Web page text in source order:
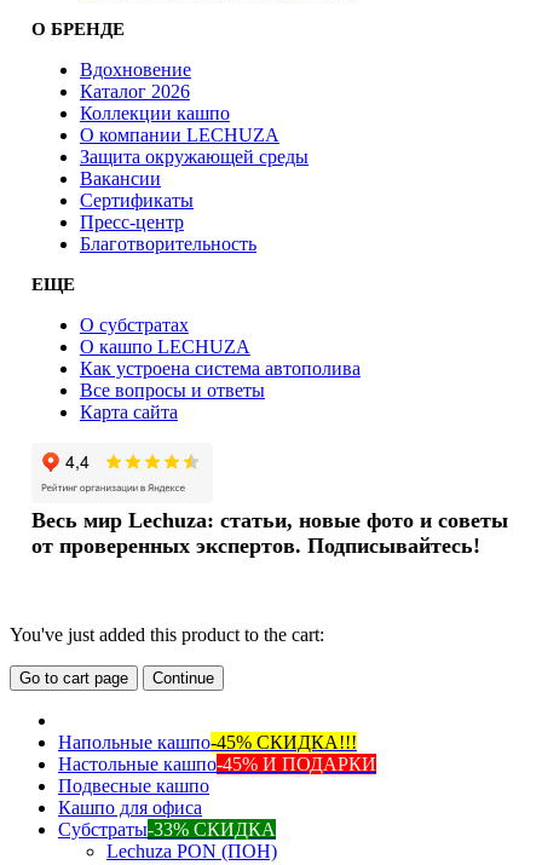
О БРЕНДЕ
Вдохновение
Каталог 2026
Коллекции кашпо
О компании LECHUZA
Защита окружающей среды
Вакансии
Сертификаты
Пресс-центр
Благотворительность
ЕЩЕ
О субстратах
О кашпо LECHUZA
Как устроена система автополива
Все вопросы и ответы
Карта сайта
Весь мир Lechuza: статьи, новые фото и советы
от проверенных экспертов. Подписывайтесь!
You've just added this product to the cart:
Go to cart page Continue
Напольные кашпо-45% СКИДКА!!!
Настольные кашпо-45% И ПОДАРКИ
Подвесные кашпо
Кашпо для офиса
Субстраты-33% СКИДКА
Lechuza PON (ПОН)